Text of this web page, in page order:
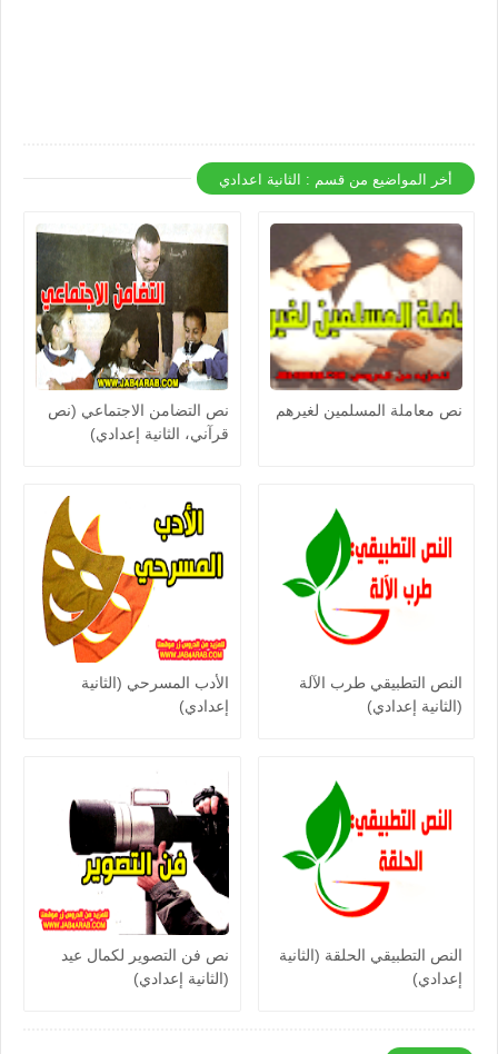
أخر المواضيع من قسم : الثانية اعدادي
نص معاملة المسلمين لغيرهم
نص التضامن الاجتماعي (نص
قرآني، الثانية إعدادي)
النص التطبيقي طرب الآلة
(الثانية إعدادي)
الأدب المسرحي (الثانية
إعدادي)
النص التطبيقي الحلقة (الثانية
إعدادي)
نص فن التصوير لكمال عيد
(الثانية إعدادي)